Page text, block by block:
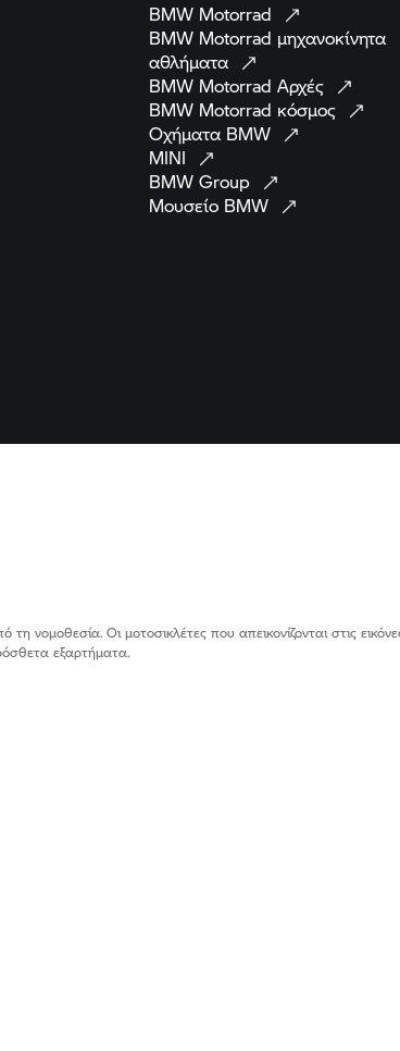
BMW Motorrad
BMW Motorrad μηχανοκίνητα
αθλήματα
BMW Motorrad Αρχές
BMW Motorrad κόσμος
Οχήματα BMW
MINI
BMW Group
Μουσείο BMW
νομοθεσία. Οι μοτοσικλέτες που απεικονίζονται στις
εξαρτήματα.